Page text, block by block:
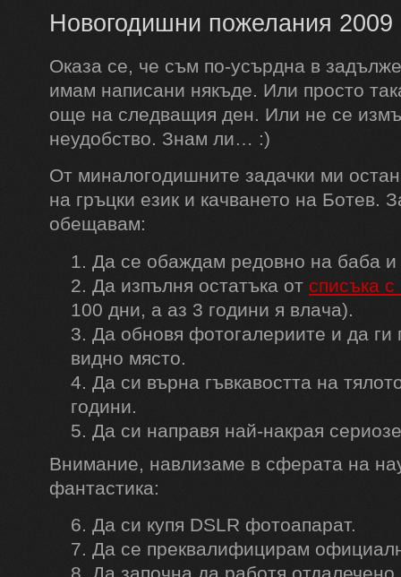
Новогодишни пожелания 2009
Оказа се, че съм по-усърдна в
имам написани някъде. Или просто
още на следващия ден. Или не се
неудобство. Знам ли… :)
От миналогодишните задачки ми
на гръцки език и качването на Ботев.
обещавам:
Да се обаждам редовно на баба и
Да изпълня остатъка от списъка
100 дни, а аз 3 години я влача).
Да обновя фотогалериите и да ги
видно място.
Да си върна гъвкавостта на
години.
Да си направя най-накрая
Внимание, навлизаме в сферата на
фантастика:
Да си купя DSLR фотоапарат.
Да се преквалифицирам